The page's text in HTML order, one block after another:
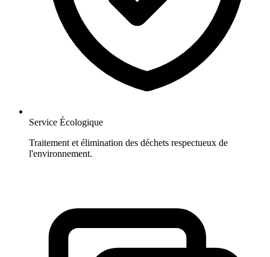
Service Écologique
Traitement et élimination des déchets respectueux de
l'environnement.